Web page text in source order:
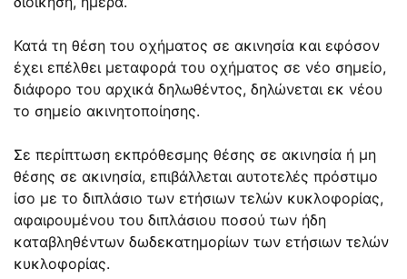
Κατά τη θέση του οχήματος σε ακινησία και εφόσον
έχει επέλθει μεταφορά του οχήματος σε νέο σημείο,
διάφορο του αρχικά δηλωθέντος, δηλώνεται εκ νέου
το σημείο ακινητοποίησης.
Σε περίπτωση εκπρόθεσμης θέσης σε ακινησία ή μη
θέσης σε ακινησία, επιβάλλεται αυτοτελές πρόστιμο
ίσο με το διπλάσιο των ετήσιων τελών κυκλοφορίας,
αφαιρουμένου του διπλάσιου ποσού των ήδη
καταβληθέντων δωδεκατημορίων των ετήσιων τελών
κυκλοφορίας.